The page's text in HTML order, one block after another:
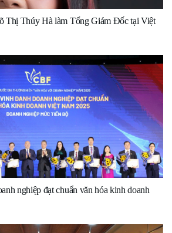
Thị Thúy Hà làm Tổng Giám Đốc tại Việt
nghiệp đạt chuẩn văn hóa kinh doanh